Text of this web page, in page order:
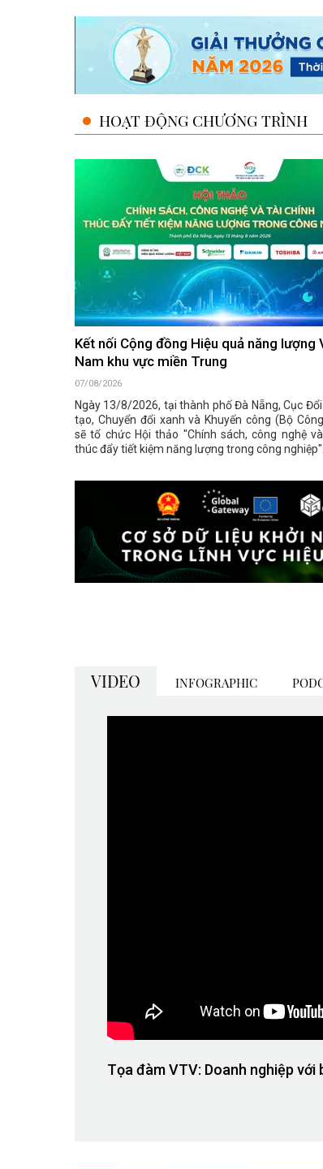
HOẠT ĐỘNG CHƯƠNG TRÌNH
Kết nối Cộng đồng Hiệu quả năng lượng
Nam khu vực miền Trung
07/08/2026
Ngày 13/8/2026, tại thành phố Đà Nẵng, Cục
tạo, Chuyển đổi xanh và Khuyến công (Bộ
sẽ tổ chức Hội thảo "Chính sách, công nghệ
thúc đẩy tiết kiệm năng lượng trong công nghiệp".
VIDEO INFOGRAPHIC
Tọa đàm VTV: Doanh nghiệp